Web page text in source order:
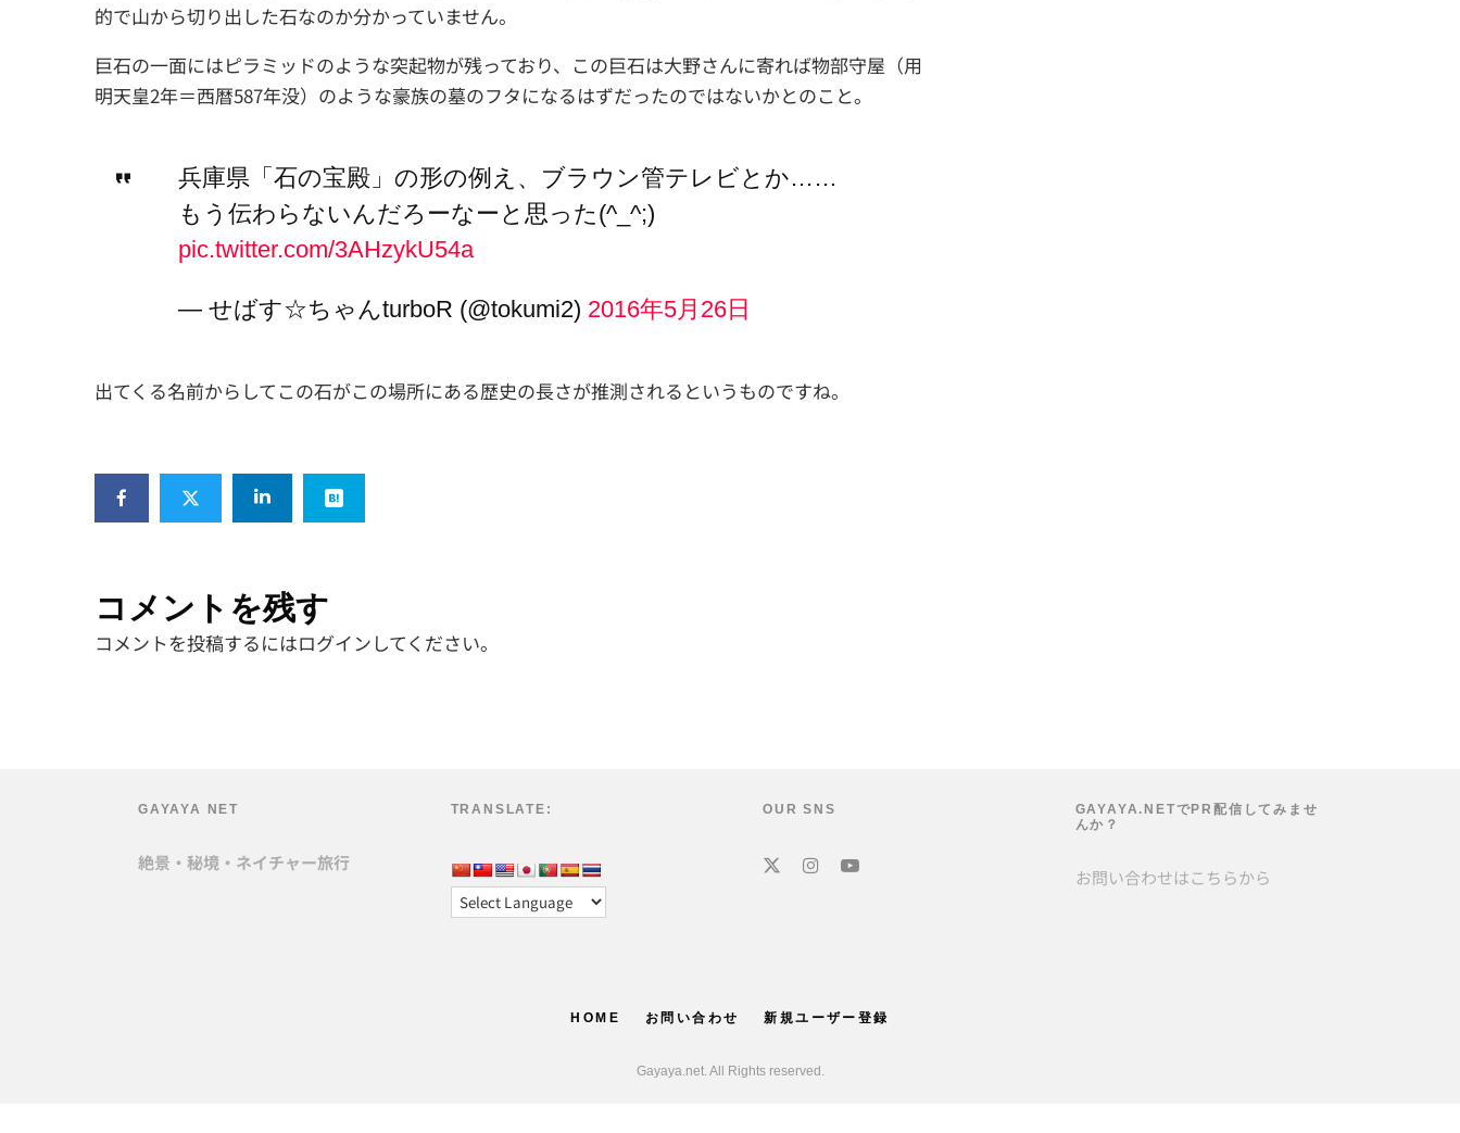
的で山から切り出した石なのか分かっていません。
巨石の一面にはピラミッドのような突起物が残っており、この巨石は大野さんに寄れば物部守屋（用
明天皇2年＝西暦587年没）のような豪族の墓のフタになるはずだったのではないかとのこと。
兵庫県「石の宝殿」の形の例え、ブラウン管テレビとか……
もう伝わらないんだろーなーと思った(^_^;)
pic.twitter.com/3AHzykU54a
— せばす☆ちゃんturboR (@tokumi2) 2016年5月26日
出てくる名前からしてこの石がこの場所にある歴史の長さが推測されるというものですね。
コメントを残す
コメントを投稿するにはログイン してください。
GAYAYA NET
絶景・秘境・ネイチャー旅行
TRANSLATE: OUR SNS
GAYAYA.NETでPR配信してみませ
んか？
お問い合わせはこちらから
HOME お問い合わせ 新規ユーザー登録
Gayaya.net. All Rights reserved.